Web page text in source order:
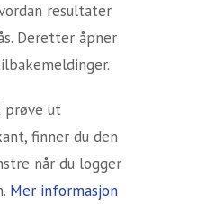
resultater
Deretter åpner
prøve ut
finner du den
når du logger
Mer informasjon